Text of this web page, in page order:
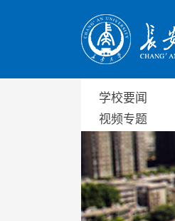
学校要闻
视频专题